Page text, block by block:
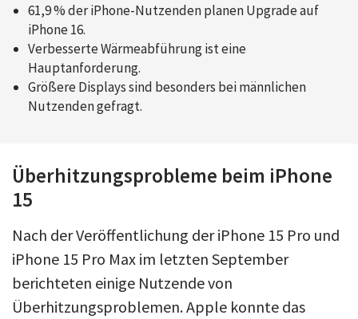
61,9 % der iPhone-Nutzenden planen Upgrade auf
iPhone 16.
Verbesserte Wärmeabführung ist eine
Hauptanforderung.
Größere Displays sind besonders bei männlichen
Nutzenden gefragt.
Überhitzungsprobleme beim iPhone
15
Nach der Veröffentlichung der iPhone 15 Pro und
iPhone 15 Pro Max im letzten September
berichteten einige Nutzende von
Überhitzungsproblemen. Apple konnte das